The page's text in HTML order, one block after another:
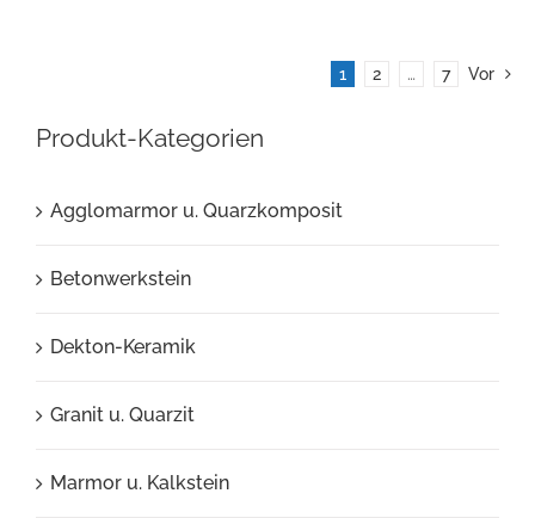
1 2 … 7 Vor
Produkt-Kategorien
Agglomarmor u. Quarzkomposit
Betonwerkstein
Dekton-Keramik
Granit u. Quarzit
Marmor u. Kalkstein